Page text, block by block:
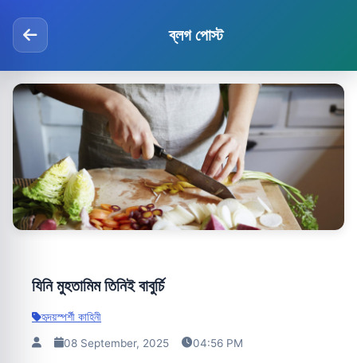
ব্লগ পোস্ট
যিনি মুহতামিম তিনিই বাবুর্চি
হৃদয়স্পর্শী কাহিনী
08 September, 2025 04:56 PM